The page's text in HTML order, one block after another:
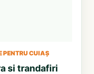
PENTRU CUIAȘ
si trandafiri